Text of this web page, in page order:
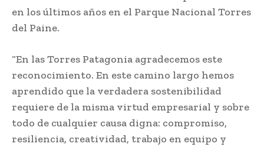
en los últimos años en el Parque Nacional Torres
del Paine.
“En las Torres Patagonia agradecemos este
reconocimiento. En este camino largo hemos
aprendido que la verdadera sostenibilidad
requiere de la misma virtud empresarial y sobre
todo de cualquier causa digna: compromiso,
resiliencia, creatividad, trabajo en equipo y